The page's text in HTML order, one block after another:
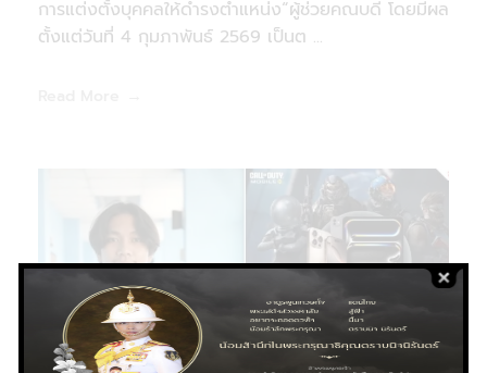
การแต่งตั้งบุคคลให้ดำรงตำแหน่ง“ผู้ช่วยคณบดี โดยมีผล
ตั้งแต่วันที่ 4 กุมภาพันธ์ 2569 เป็นต ...